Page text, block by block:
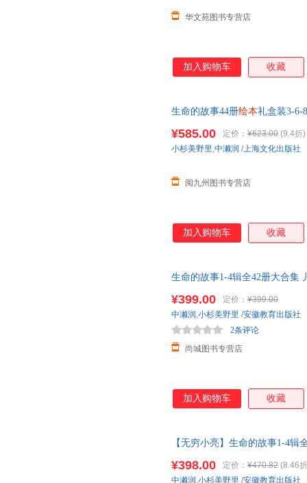
华文苑图书专营店
加入购物车 收藏
生命的故事44册绘本礼盒装3-6-
¥585.00 定价： ¥623.00 (9.4折)
阅九州图书专营店
小杉美野里,中濑润 /上海文化出版社
加入购物车 收藏
生命的故事1-4辑全42册大合集
¥399.00 定价： ¥399.00
尚城图书专营店
2条评论
中濑润 ,小杉美野里 /安徽教育出版社
加入购物车 收藏
【无穷小亮】生命的故事1-4
¥398.00 定价： ¥470.82 (8.46
中濑润 ,小杉美野里 /安徽教育出版社